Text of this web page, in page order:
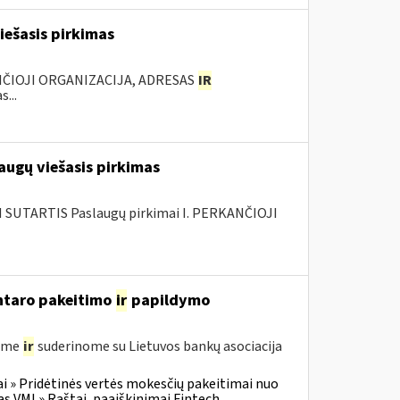
pirkimas
ORGANIZACIJA, ADRESAS IR
viešasis pirkimas
Paslaugų pirkimai I. PERKANČIOJI
pakeitimo irpapildymo
ir suderinome su Lietuvos bankų asociacija
Pridėtinės vertės mokesčių pakeitimai nuo